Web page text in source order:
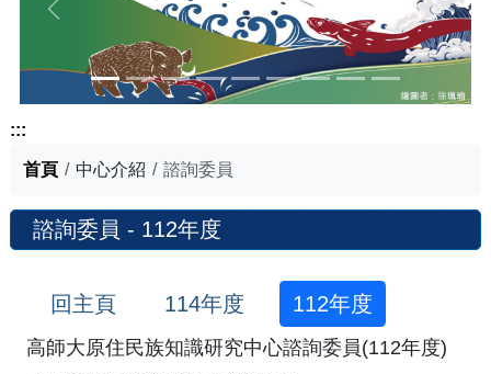
上一張 下一張
:::
首頁 中心介紹 諮詢委員
諮詢委員 - 112年度
回主頁 114年度 112年度
高師大原住民族知識研究中心諮詢委員(112年度)